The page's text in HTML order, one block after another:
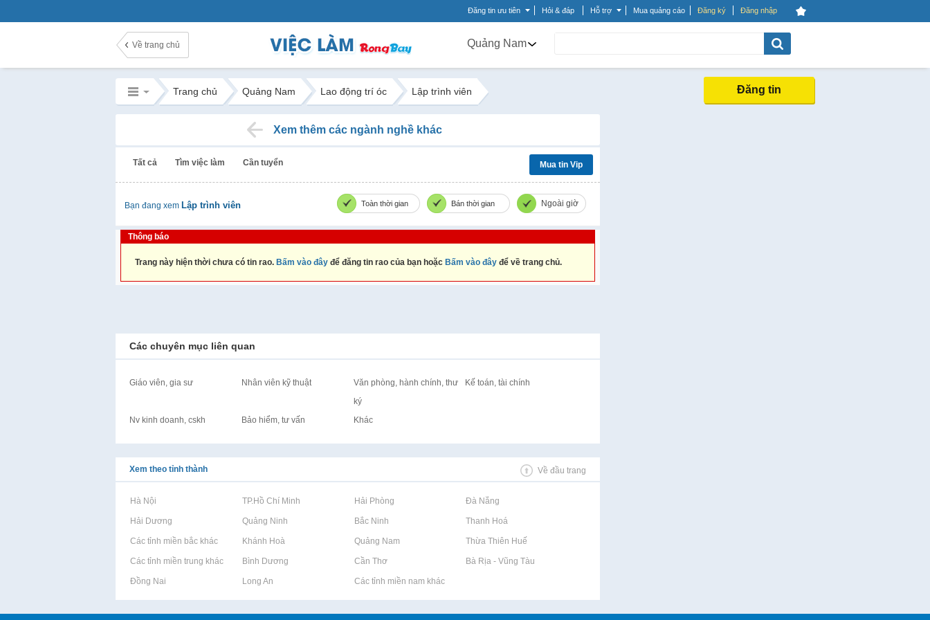
Đăng tin ưu tiên Hỏi & đáp Hỗ trợ Mua quảng cáo Đăng ký Đăng nhập
Về trang chủ Quảng Nam
Trang chủ Quảng Nam Lao động trí óc Lập trình viên Đăng tin
Xem thêm các ngành nghề khác
Tất cả Tìm việc làm Cần tuyển Mua tin Vip
Bạn đang xem Lập trình viên Toàn thời gian Bán thời gian Ngoài giờ
Thông báo
Trang này hiện thời chưa có tin rao. Bấm vào đây để đăng tin rao của bạn hoặc Bấm vào đây để về trang chủ.
Các chuyên mục liên quan
Giáo viên, gia sư Nhân viên kỹ thuật
Văn phòng, hành chính, thư
ký
Kế toán, tài chính
Nv kinh doanh, cskh Bảo hiểm, tư vấn Khác
Xem theo tỉnh thành Về đầu trang
Rao vặt tại Hà Nội Rao vặt tại TP.Hồ Chí Minh Rao vặt tại Hải Phòng Rao vặt tại Đà Nẵng
Rao vặt tại Hải Dương Rao vặt tại Quảng Ninh Rao vặt tại Bắc Ninh Rao vặt tại Thanh Hoá
Rao vặt tại Các tỉnh miền bắc khácRao vặt tại Khánh Hoà Rao vặt tại Quảng Nam Rao vặt tại Thừa Thiên Huế
Rao vặt tại Các tỉnh miền trung khácRao vặt tại Bình Dương Rao vặt tại Cần Thơ Rao vặt tại Bà Rịa - Vũng Tàu
Rao vặt tại Đồng Nai Rao vặt tại Long An Rao vặt tại Các tỉnh miền nam khác